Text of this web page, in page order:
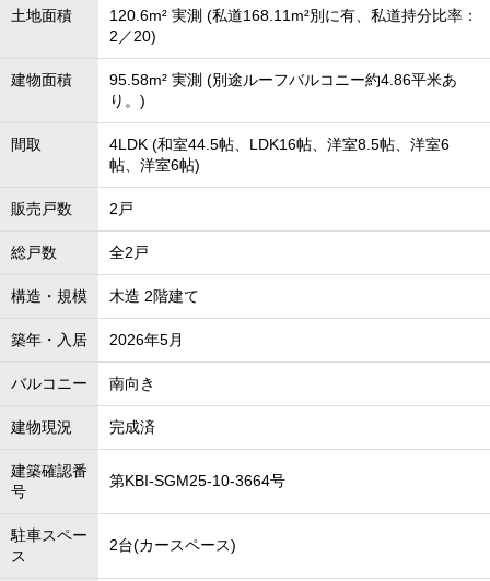
土地面積
120.6m² 実測 (私道168.11m²別に有、私道持分比率：
2／20)
建物面積
95.58m² 実測 (別途ルーフバルコニー約4.86平米あ
り。)
間取
4LDK (和室44.5帖、LDK16帖、洋室8.5帖、洋室6
帖、洋室6帖)
販売戸数 2戸
総戸数 全2戸
構造・規模 木造 2階建て
築年・入居 2026年5月
バルコニー 南向き
建物現況 完成済
建築確認番
号
第KBI-SGM25-10-3664号
駐車スペー
ス
2台(カースペース)